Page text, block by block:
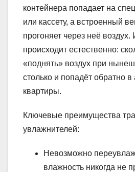
контейнера попадает на
или кассету, а встроенный
прогоняет через неё
происходит естественно:
«поднять» воздух при
столько и попадёт обратно
квартиры.
Ключевые преимущества
увлажнителей:
Невозможно
влажность никогда не